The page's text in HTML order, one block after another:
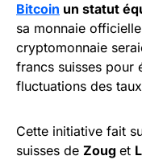
Bitcoin un statut
sa monnaie
cryptomonnaie
francs suisses pour
fluctuations des
Cette initiative fait
suisses de Zoug et